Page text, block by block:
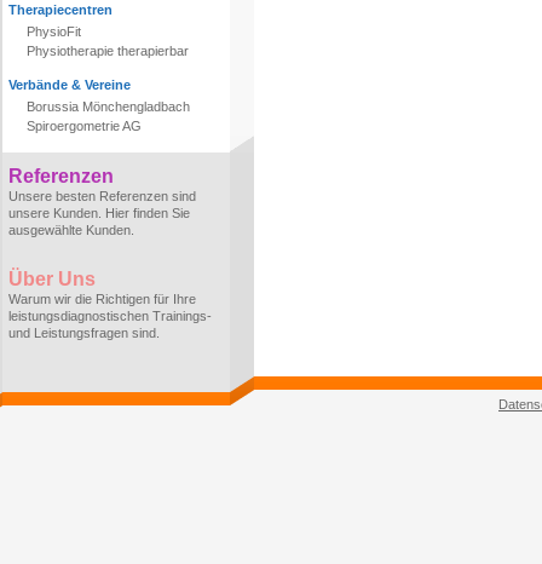
Therapiecentren
PhysioFit
Physiotherapie therapierbar
Verbände & Vereine
Borussia Mönchengladbach
Spiroergometrie AG
Referenzen
Unsere besten Referenzen sind
unsere Kunden. Hier finden Sie
ausgewählte Kunden.
Über Uns
Warum wir die Richtigen für Ihre
leistungsdiagnostischen Trainings-
und Leistungsfragen sind.